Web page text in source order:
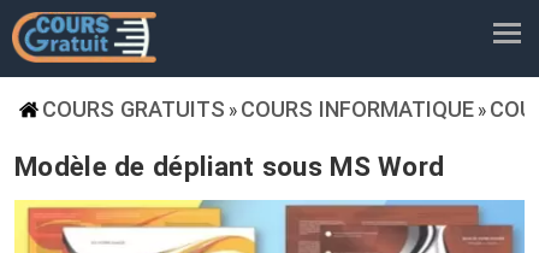
COURS GRATUITS » COURS INFORMATIQUE »
Modèle de dépliant sous MS Word